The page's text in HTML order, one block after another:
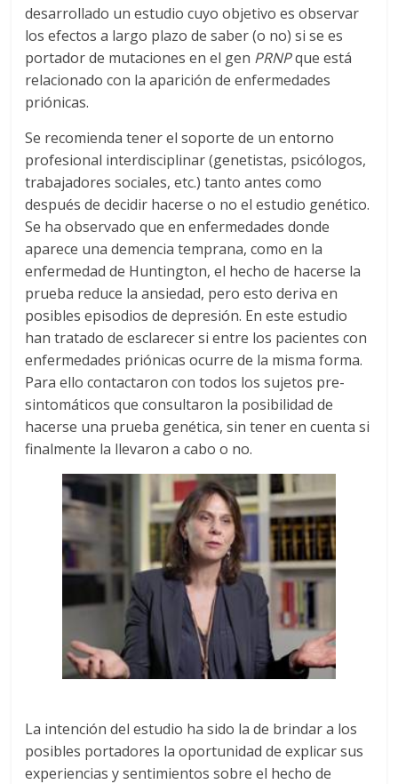
desarrollado un estudio cuyo objetivo es observar
los efectos a largo plazo de saber (o no) si se es
portador de mutaciones en el gen PRNPque está
relacionado con la aparición de enfermedades
priónicas.
Se recomienda tener el soporte de un entorno
profesional interdisciplinar (genetistas, psicólogos,
trabajadores sociales, etc.) tanto antes como
después de decidir hacerse o no el estudio genético.
Se ha observado que en enfermedades donde
aparece una demencia temprana, como en la
enfermedad de Huntington, el hecho de hacerse la
prueba reduce la ansiedad, pero esto deriva en
posibles episodios de depresión. En este estudio
han tratado de esclarecer si entre los pacientes con
enfermedades priónicas ocurre de la misma forma.
Para ello contactaron con todos los sujetos pre-
sintomáticos que consultaron la posibilidad de
hacerse una prueba genética, sin tener en cuenta si
finalmente la llevaron a cabo o no.
La intención del estudio ha sido la de brindar a los
posibles portadores la oportunidad de explicar sus
experiencias y sentimientos sobre el hecho de